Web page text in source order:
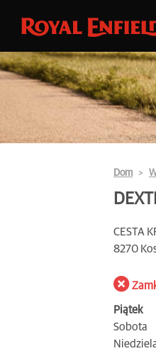
Dom
CESTA
8270
Piątek
Sobota